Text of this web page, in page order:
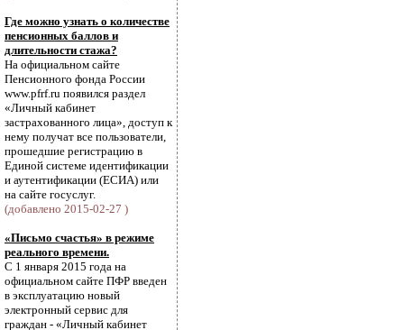
Где можно узнать о количестве
пенсионных баллов и
длительности стажа?
На официальном сайте
Пенсионного фонда России
www.pfrf.ru появился раздел
«Личный кабинет
застрахованного лица», доступ к
нему получат все пользователи,
прошедшие регистрацию в
Единой системе идентификации
и аутентификации (ЕСИА) или
на сайте госуслуг.
(добавлено 2015-02-27 )
«Письмо счастья» в режиме
реального времени.
С 1 января 2015 года на
официальном сайте ПФР введен
в эксплуатацию новый
электронный сервис для
граждан - «Личный кабинет